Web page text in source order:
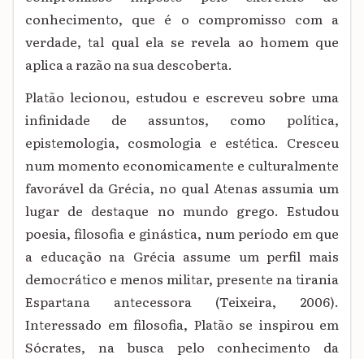
conhecimento, que é o compromisso com a
verdade, tal qual ela se revela ao homem que
aplica a razão na sua descoberta.
Platão lecionou, estudou e escreveu sobre uma
infinidade de assuntos, como política,
epistemologia, cosmologia e estética. Cresceu
num momento economicamente e culturalmente
favorável da Grécia, no qual Atenas assumia um
lugar de destaque no mundo grego. Estudou
poesia, filosofia e ginástica, num período em que
a educação na Grécia assume um perfil mais
democrático e menos militar, presente na tirania
Espartana antecessora (Teixeira, 2006).
Interessado em filosofia, Platão se inspirou em
Sócrates, na busca pelo conhecimento da